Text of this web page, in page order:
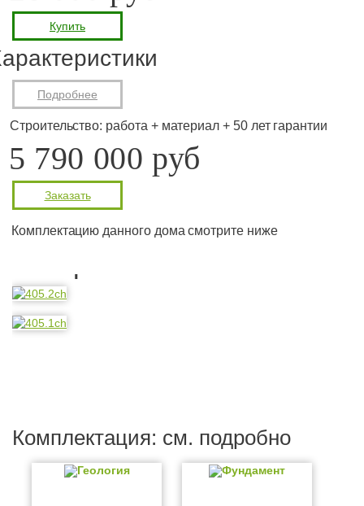
Купить
Подробнее
Строительство: работа + материал + 50 лет гарантии
5 790 000 руб
Заказать
Комплектацию данного дома смотрите ниже
Комплектация: см. подробно
Геология Фундамент